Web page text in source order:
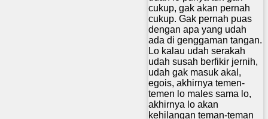
cukup, gak akan pernah
cukup. Gak pernah puas
dengan apa yang udah
ada di genggaman tangan.
Lo kalau udah serakah
udah susah berfikir jernih,
udah gak masuk akal,
egois, akhirnya temen-
temen lo males sama lo,
akhirnya lo akan
kehilangan teman-teman